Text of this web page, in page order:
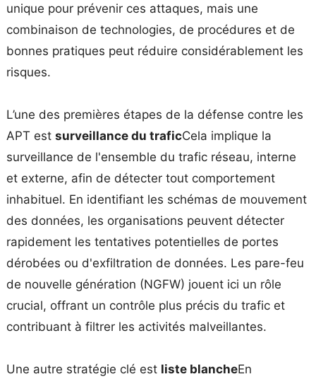
unique pour prévenir ces attaques, mais une
combinaison de technologies, de procédures et de
bonnes pratiques peut réduire considérablement les
risques.
L’une des premières étapes de la défense contre les
APT est surveillance du traficCela implique la
surveillance de l'ensemble du trafic réseau, interne
et externe, afin de détecter tout comportement
inhabituel. En identifiant les schémas de mouvement
des données, les organisations peuvent détecter
rapidement les tentatives potentielles de portes
dérobées ou d'exfiltration de données. Les pare-feu
de nouvelle génération (NGFW) jouent ici un rôle
crucial, offrant un contrôle plus précis du trafic et
contribuant à filtrer les activités malveillantes.
Une autre stratégie clé est liste blancheEn